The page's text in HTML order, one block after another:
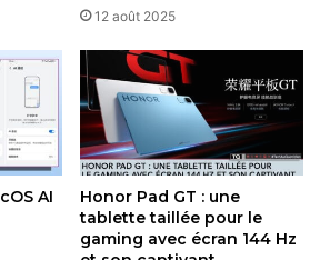
Editorest au cœur de
car il propose des outils
supprime intelligemment les
(passants, objets) des photos, etAI
les images anciennes en améliorant
les imperfections. La
to Video, développée en
12 août 2025
AI
Honor Pad GT : une
tablette taillée pour le
gaming avec écran 144 Hz